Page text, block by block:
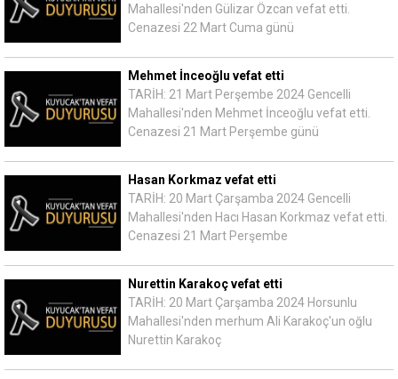
Mahallesi'nden Gülizar Özcan vefat etti.
Cenazesi 22 Mart Cuma günü
Mehmet İnceoğlu vefat etti
TARİH: 21 Mart Perşembe 2024 Gencelli
Mahallesi'nden Mehmet İnceoğlu vefat etti.
Cenazesi 21 Mart Perşembe günü
Hasan Korkmaz vefat etti
TARİH: 20 Mart Çarşamba 2024 Gencelli
Mahallesi'nden Hacı Hasan Korkmaz vefat etti.
Cenazesi 21 Mart Perşembe
Nurettin Karakoç vefat etti
TARİH: 20 Mart Çarşamba 2024 Horsunlu
Mahallesi'nden merhum Ali Karakoç'un oğlu
Nurettin Karakoç